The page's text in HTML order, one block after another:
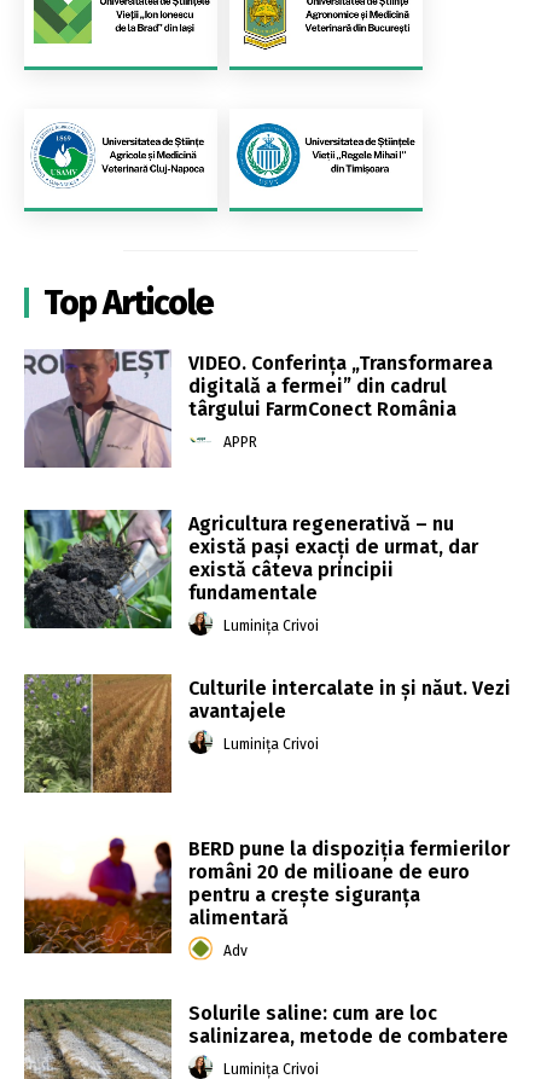
Top Articole
VIDEO. Conferința „Transformarea
digitală a fermei” din cadrul
târgului FarmConect România
APPR
Agricultura regenerativă – nu
există pași exacți de urmat, dar
există câteva principii
fundamentale
Luminița Crivoi
Culturile intercalate in și năut. Vezi
avantajele
Luminița Crivoi
BERD pune la dispoziţia fermierilor
români 20 de milioane de euro
pentru a creşte siguranţa
alimentară
Adv
Solurile saline: cum are loc
salinizarea, metode de combatere
Luminița Crivoi